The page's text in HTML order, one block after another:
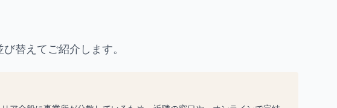
替えてご紹介します。